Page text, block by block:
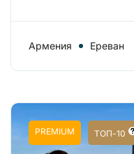
Армения Ереван
PREMIUM ТОП-10